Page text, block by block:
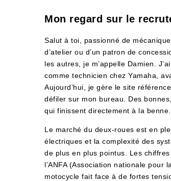
Mon regard sur le
Salut à toi, passionné de
d’atelier ou d’un patron de
les autres, je m’appelle Damien.
comme technicien chez Yamaha,
Aujourd’hui, je gère le site
défiler sur mon bureau. Des
qui finissent directement à la benne.
Le marché du deux-roues est en
électriques et la complexité des
de plus en plus pointus. Les
l’ANFA (Association nationale pour
motocycle fait face à de fortes